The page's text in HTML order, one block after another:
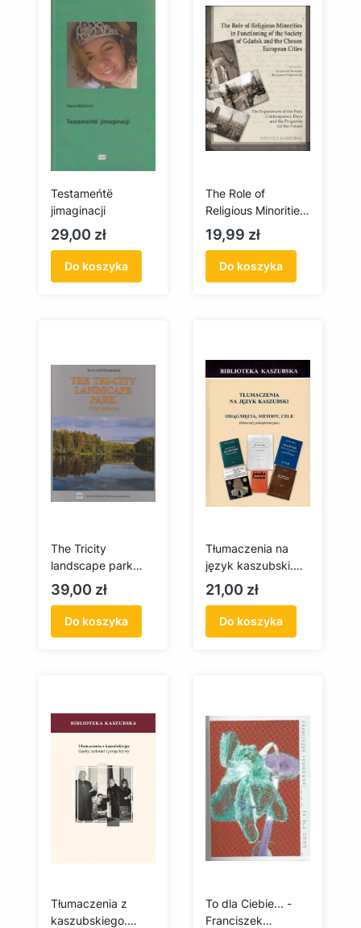
Testameńtë
jimaginacji
Cena
29,00 zł
Do koszyka
The Role of
Religious Minorities
in Functioning of
the Society of
Gdańsk and the
Chosen European
Cena
19,99 zł
Do koszyka
The Tricity
landscape park
(antykwariat)
Cena
39,00 zł
Do koszyka
Tłumaczenia na
język kaszubski.
Osiągnięcia,
metody, cele
(materiały
pokonferencyjne)
Cena
21,00 zł
Do koszyka
Tłumaczenia z
kaszubskiego.
To dla Ciebie... -
Franciszek